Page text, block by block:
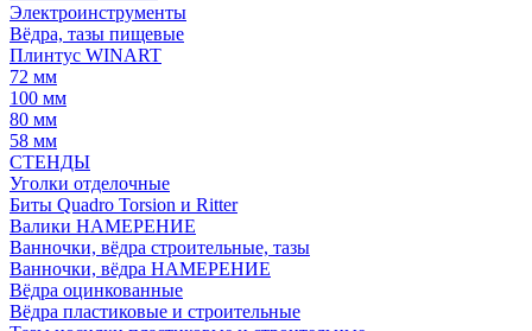
Электроинструменты
Вёдра, тазы пищевые
Плинтус WINART
72 мм
100 мм
80 мм
58 мм
СТЕНДЫ
Уголки отделочные
Биты Quadro Torsion и Ritter
Валики НАМЕРЕНИЕ
Ванночки, вёдра строительные, тазы
Ванночки, вёдра НАМЕРЕНИЕ
Вёдра оцинкованные
Вёдра пластиковые и строительные